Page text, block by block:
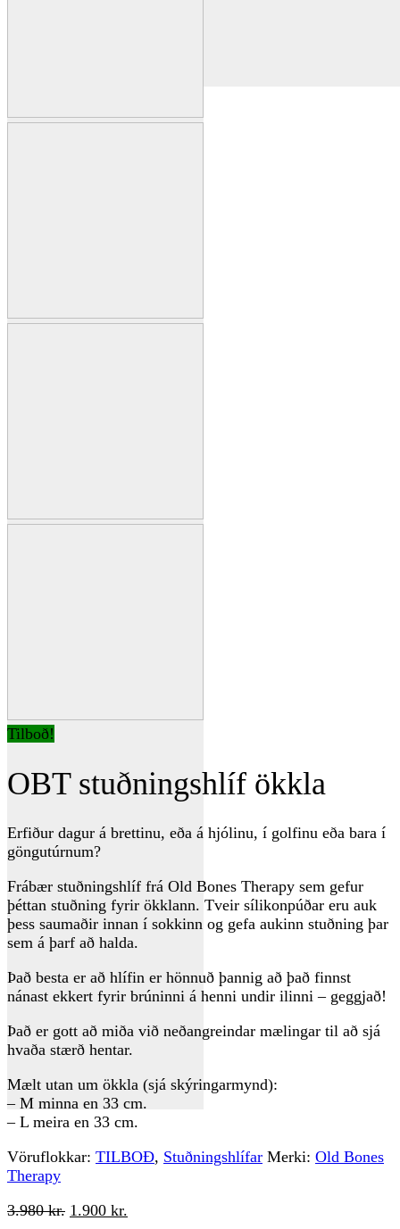
Tilboð!
OBT stuðningshlíf ökkla
Erfiður dagur á brettinu, eða á hjólinu, í golfinu eða bara í
göngutúrnum?
Frábær stuðningshlíf frá Old Bones Therapy sem gefur
þéttan stuðning fyrir ökklann. Tveir sílikonpúðar eru auk
þess saumaðir innan í sokkinn og gefa aukinn stuðning þar
sem á þarf að halda.
Það besta er að hlífin er hönnuð þannig að það finnst
nánast ekkert fyrir brúninni á henni undir ilinni – geggjað!
Það er gott að miða við neðangreindar mælingar til að sjá
hvaða stærð hentar.
Mælt utan um ökkla (sjá skýringarmynd):
– M minna en 33 cm.
– L meira en 33 cm.
Vöruflokkar: TILBOÐ, Stuðningshlífar Merki: Old Bones
Therapy
3.980kr. Original
1.900 kr.